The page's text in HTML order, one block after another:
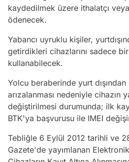
kaydedilmek üzere ithalatçı
ödenecek.
Yabancı uyruklu kişiler,
getirdikleri cihazlarını sadece
kullanabilecek.
Yolcu beraberinde yurt
arızalanması nedeniyle cihazın
değiştirilmesi durumunda; ilk
BTK'ya başvurusu ile IMEI
Tebliğle 6 Eylül 2012 tarihli ve
Gazete'de yayımlanan